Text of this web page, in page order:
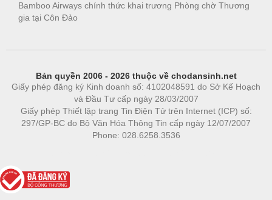
Bamboo Airways chính thức khai trương Phòng chờ Thương
gia tại Côn Đảo
Bản quyền 2006 - 2026 thuộc về chodansinh.net
Giấy phép đăng ký Kinh doanh số: 4102048591 do Sở Kế Hoạch
và Đầu Tư cấp ngày 28/03/2007
Giấy phép Thiết lập trang Tin Điện Tử trên Internet (ICP) số:
297/GP-BC do Bộ Văn Hóa Thông Tin cấp ngày 12/07/2007
Phone: 028.6258.3536